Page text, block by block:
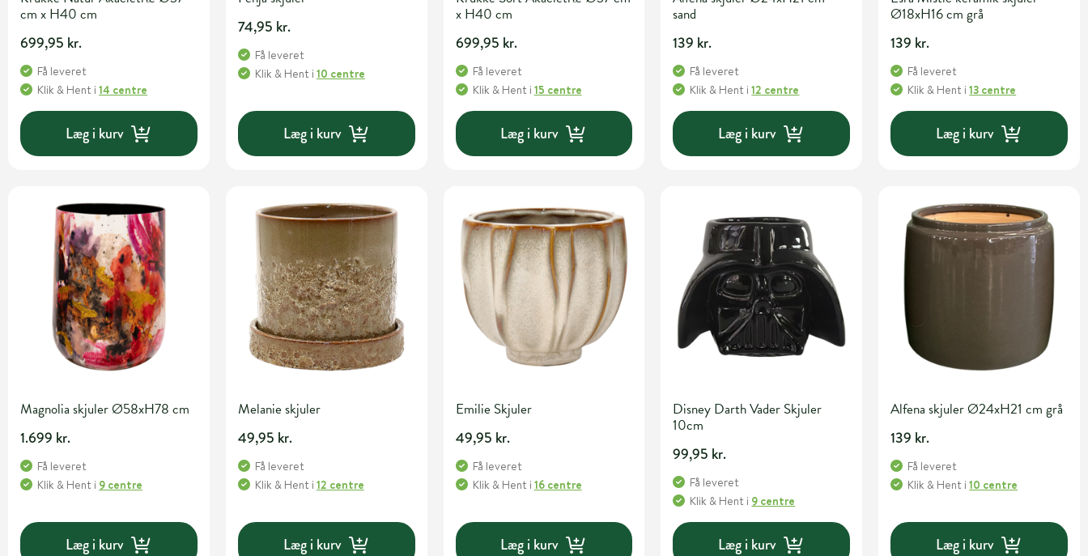
cm x H40 cm
699,95 kr.
Få leveret
Klik & Hent i 14 centre
Læg i kurv
74,95 kr.
Få leveret
Klik & Hent i 10 centre
Læg i kurv
x H40 cm
699,95 kr.
Få leveret
Klik & Hent i 15 centre
Læg i kurv
sand
139 kr.
Få leveret
Klik & Hent i12 centre
Læg i kurv
Ø18xH16 cm grå
139 kr.
Få leveret
Klik & Hent i13 centre
Læg i kurv
Magnolia skjuler Ø58xH78 cm
1.699 kr.
Få leveret
Klik & Hent i 9 centre
Læg i kurv
Melanie skjuler
49,95 kr.
Få leveret
Klik & Hent i 12 centre
Læg i kurv
Emilie Skjuler
49,95 kr.
Få leveret
Klik & Hent i 16 centre
Læg i kurv
Disney Darth Vader Skjuler
10cm
99,95 kr.
Få leveret
Klik & Hent i 9 centre
Læg i kurv
Alfena skjuler Ø24xH21 cm grå
139 kr.
Få leveret
Klik & Hent i10 centre
Læg i kurv